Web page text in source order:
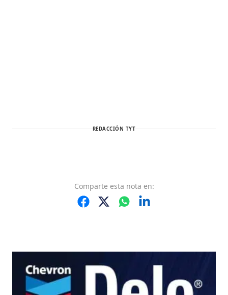
REDACCIÓN TYT
Comparte esta nota en: